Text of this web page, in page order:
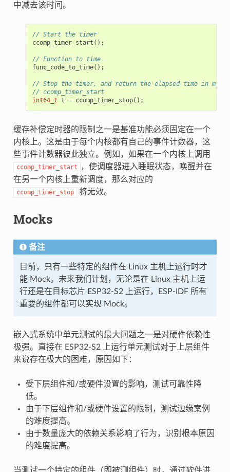
中减去该时间。
// Start the timer
ccomp_timer_start ();
// Function to time
func_code_to_time();
// Stop the timer, and return the elapsed time in
// ccomp_timer_start
int64_t t = ccomp_timer_stop();
缓存补偿定时器的限制之一是基准功能必须固定在一个
内核上。这是由于每个内核都有自己的事件计数器，这
些事件计数器彼此独立。例如，如果在一个内核上调用
ccomp_timer_start
，使调度器进入睡眠状态，唤醒并在
在另一个内核上重新调度，那么对应的
ccomp_timer_stop 将无效。
Mocks
备注
目前，只有一些特定的组件在 Linux 主机上运行时才
能 Mock。未来我们计划，无论是在 Linux 主机上运
行还是在目标芯片 ESP32-S2 上运行，ESP-IDF 所有
重要的组件都可以实现 Mock。
嵌入式系统中单元测试的最大问题之一是对硬件依赖性
极强。直接在 ESP32-S2 上运行单元测试对于上层组件
来说存在极大的困难，原因如下：
受下层组件和/或硬件设置的影响，测试可靠性降
低。
由于下层组件和/或硬件设置的限制，测试边缘案例
的难度提高。
由于数量庞大的依赖关系影响了行为，识别根本原因
的难度提高。